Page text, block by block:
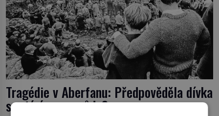
Tragédie v Aberfanu: Předpověděla dívka
smrtící sesuv půdy?